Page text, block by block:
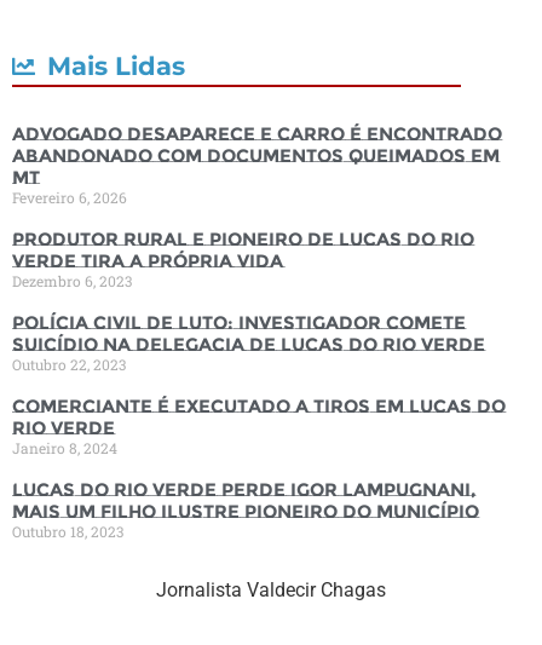
Mais Lidas
Advogado desaparece e carro é encontrado
abandonado com documentos queimados em
MT
Fevereiro 6, 2026
Produtor rural e pioneiro de Lucas do Rio
Verde tira a própria vida
Dezembro 6, 2023
Polícia Civil de luto: Investigador comete
suicídio na Delegacia de Lucas do Rio Verde
Outubro 22, 2023
Comerciante é executado a tiros em Lucas do
Rio Verde
Janeiro 8, 2024
Lucas do Rio Verde perde Igor Lampugnani,
mais um filho ilustre pioneiro do município
Outubro 18, 2023
Jornalista Valdecir Chagas